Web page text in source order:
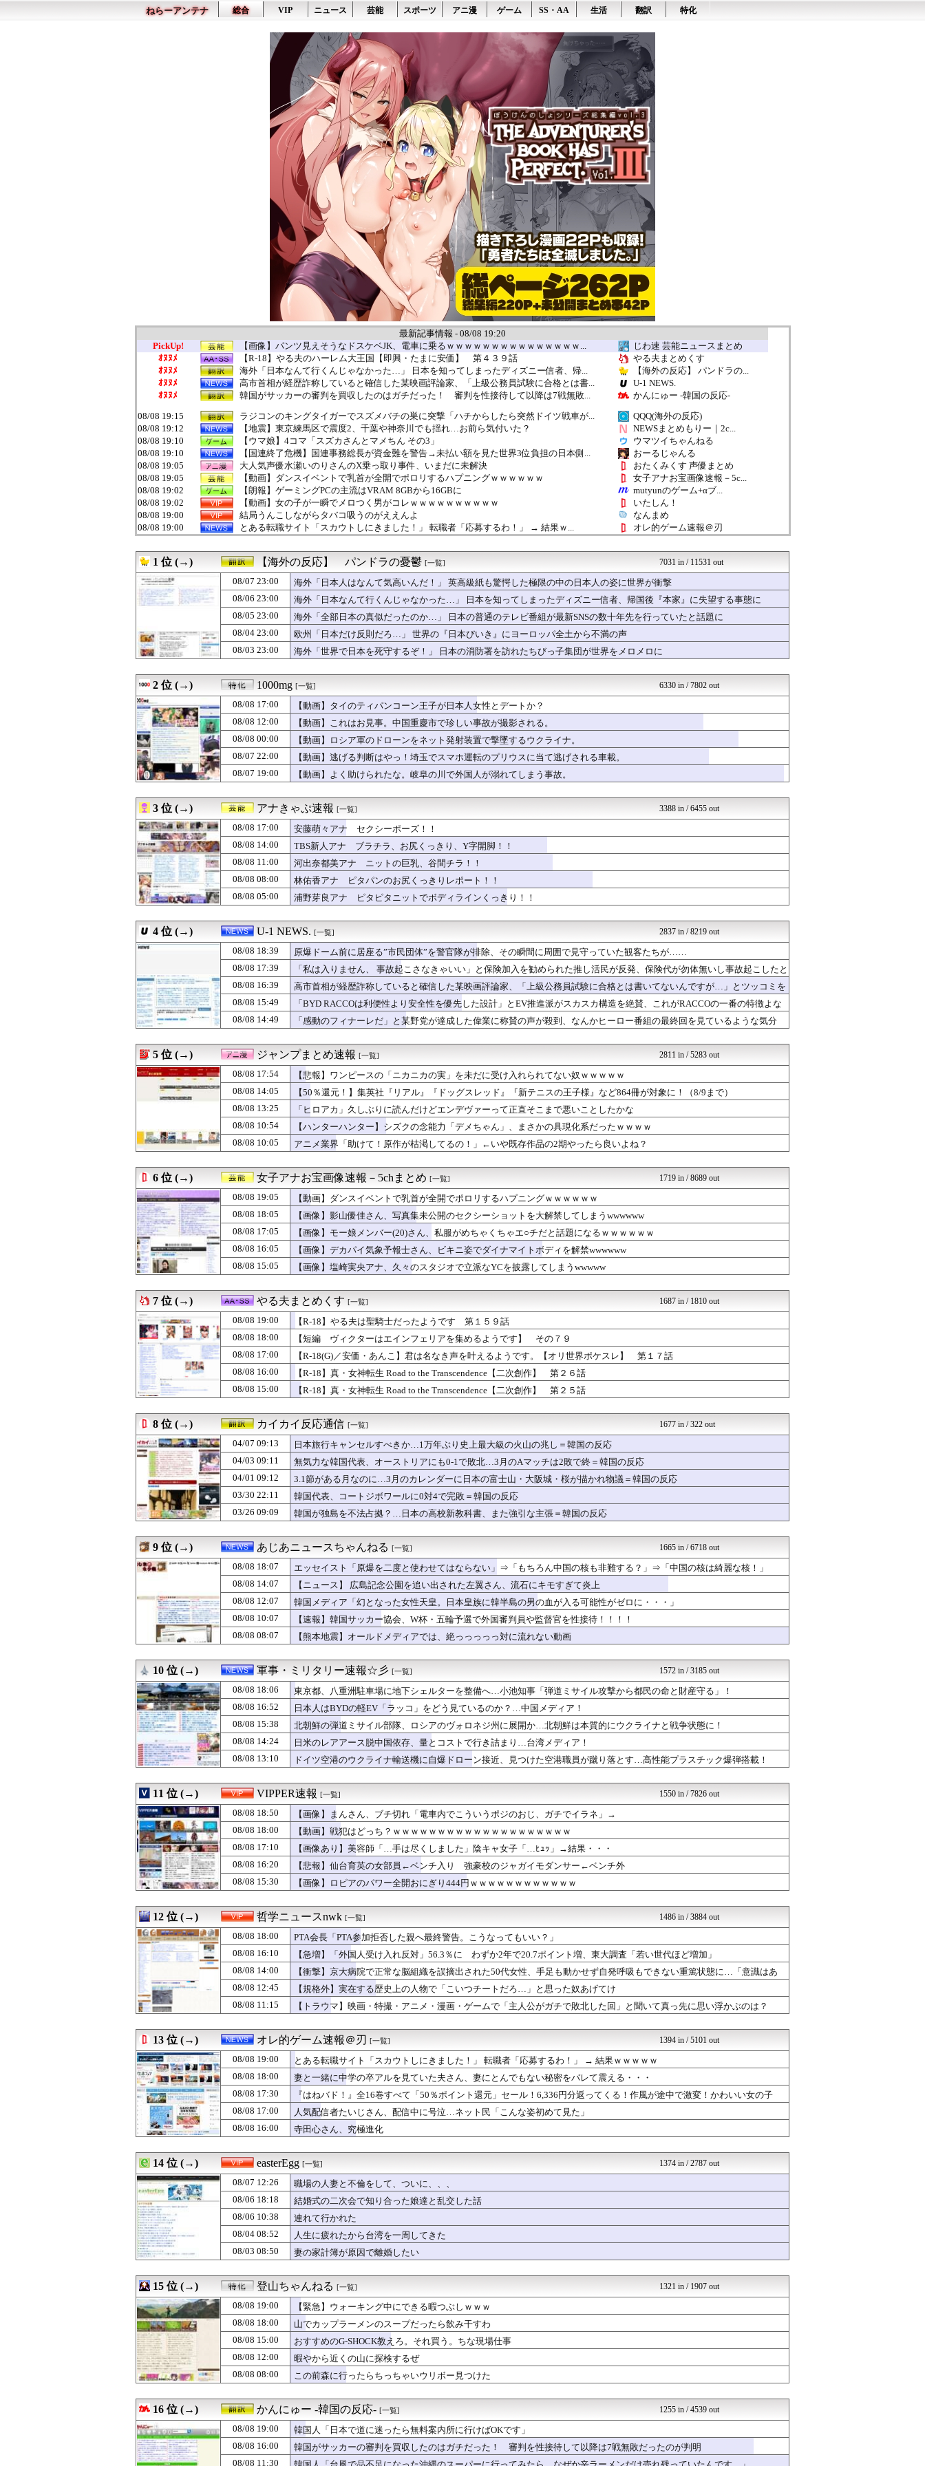
ねらーアンテナ 総合 VIP ニュース 芸能 スポーツ アニ漫 ゲーム SS・AA 生活 翻訳 特化
最新記事情報 - 08/08 19:20
PickUp!
【画像】パンツ見えそうなドスケベJK、電車に乗るｗｗｗｗｗｗｗｗｗｗｗｗｗｗｗ...
じわ速 芸能ニュースまとめ
ｵﾇﾇﾒ
【R-18】やる夫のハーレム大王国【即興・たまに安価】 第４３９話
やる夫まとめくす
ｵﾇﾇﾒ
海外「日本なんて行くんじゃなかった…」 日本を知ってしまったディズニー信者、帰...
【海外の反応】 パンドラの...
ｵﾇﾇﾒ
高市首相が経歴詐称していると確信した某映画評論家、「上級公務員試験に合格とは書...
U-1 NEWS.
ｵﾇﾇﾒ
韓国がサッカーの審判を買収したのはガチだった！ 審判を性接待して以降は7戦無敗...
かんにゅー -韓国の反応-
08/08 19:15
ラジコンのキングタイガーでスズメバチの巣に突撃「ハチからしたら突然ドイツ戦車が...
QQQ(海外の反応)
08/08 19:12
【地震】東京練馬区で震度2、千葉や神奈川でも揺れ…お前ら気付いた？
NEWSまとめもりー｜2c...
08/08 19:10
【ウマ娘】4コマ「スズカさんとマメちん その3」
ウマツイちゃんねる
08/08 19:10
【国連終了危機】国連事務総長が資金難を警告→未払い額を見た世界3位負担の日本側...
おーるじゃんる
08/08 19:05
大人気声優水瀬いのりさんのX乗っ取り事件、いまだに未解決
おたくみくす 声優まとめ
08/08 19:05
【動画】ダンスイベントで乳首が全開でポロリするハプニングｗｗｗｗｗｗ
女子アナお宝画像速報－5c...
08/08 19:02
【朗報】ゲーミングPCの主流はVRAM 8GBから16GBに
mutyunのゲーム+αブ...
08/08 19:02
【動画】女の子が一瞬でメロつく男がコレｗｗｗｗｗｗｗｗｗｗ
いたしん！
08/08 19:00
結局うんこしながらタバコ吸うのがええんよ
なんまめ
08/08 19:00
とある転職サイト「スカウトしにきました！」 転職者「応募するわ！」 → 結果ｗ...
オレ的ゲーム速報＠刃
08/08 19:00
アメリカが朝鮮戦争で勝つにはどうしたらいいのか？
歴史的速報
08/08 19:00
【緊急】ウォーキング中にできる暇つぶしｗｗｗ
登山ちゃんねる
08/08 19:00
幼稚な義弟夫婦が大嫌い。低学歴だしパラサイトだし夫婦揃って太ってるし。義母にベ...
すまいる(^-^)ぶろぐ
08/08 19:00
カレーが美味くなるスプーンはどう？
ほんわかMkⅡ
08/08 19:00
X民「ラーメン屋でニンニクを頼んで出てきたのがこれ。店員もドン引きしてたし食べ...
くまニュース
【ホロEN】ジジ、運転中の危ない割り込みにブチギレ「運転するな！！！免許を取る...
VTuberNews
露悪アニメ化ブーム、はじまるｗｗｗｗｗｗｗ
ああ言えばForYou
08/08 19:00
韓国人「日本で道に迷ったら無料案内所に行けばOKです」
かんにゅー -韓国の反応-
08/08 19:00
【悲報】「舌を入れてきたから歯と口でブロック」元ジャンポケ斉藤の不同意性交公判
ネラーボイス
08/08 19:00
【おんＪ株式投資部】儲かった時のプチ贅沢ってなにしてる？株価と血圧は高い方が良...
│米国株ETFまとめ速報
08/08 19:00
「スーファミのRPG」でおすすめ教えて
ゆるゲーマー遅報
08/08 19:00
韓国人「ホームプラス、4ヶ月で2500人が退職…店も商品も『ガラガラ』」→「労...
08/08 19:00
【ラブライブ！】【画像】絵里さんのおっ いでかい【ラブカ】
ラブライブ！まとめブログ ...
08/08 19:00
【R-18】やる夫は聖騎士だったようです 第１５９話
08/08 18:58
【画像】金川紗耶、ムッチムチすぎる太ももを大公開wwwwwwwwww
08/08 18:55
伊・ナポリで大震災(マグニチュード4.7) [8/8]
国難にあってもの申す！！
08/08 18:53
【面白】深夜のコインランドリーに全裸の男（１８） 「ストレス発散したかった」→...
【サッカー まとめ】サカラ...
08/08 18:52
【悲報】堀大輔さん、寝る間も惜しんでレスバ祭りｗｗｗｗｗｗｗｗｗｗｗｗｗｗｗｗ...
08/08 18:49
【ウマ娘】KFCコラボ ウマウマ！食レポバトル！公開
ウマ娘うまぴょい速報
08/08 18:46
【三河S】シンビリーブ川田w w w w w
競馬まとめのまとめ
08/08 18:46
韓国人「123メートルの砲撃…」村上宗隆が25号で岡本和真を上回り、日本人ルー...
08/08 18:45
【宇宙人探し】宇宙人はいる？いて座の方角から72秒間捉えた強い電波、50年間正...
育児板拾い読み
08/08 18:41
【悲報】テレ東の若手女子アナ「国民が勝手に我々取材陣にカメラを向けるな！」→何...
08/08 18:40
池田瑛紗ちゃんが｢真珠の耳飾りの少女｣の魅力を語る！！！【乃木坂46】
08/08 18:40
【外国人問題】「外国人受け入れ反対」大幅増 若い世代で多く
結婚・恋愛ニュースぷらす
08/08 18:39
原爆ドーム前に居座る”市民団体”を警官隊が排除、その瞬間に周囲で見守っていた観...
U-1 NEWS.
08/08 18:37
【画像】アメリカの最新ラブドールのラインナップがヤバいwwwwwwwww
08/08 18:35
ソープでリアル19歳の子抱いた後に年齢言ったらこうなるwww
まとめCUP
08/08 18:35
【試合結果】ヤクルト2-8巨人 高橋2回6失点 内山にタイムリー
ツバメ速報＠ヤクルトスワロ...
08/08 18:32
Switch等『みんなのGOLF WORLD』、改善に向けてアプデ計画公表
mutyunのゲーム+αブ...
【画像】あのちゃん、上半身ほぼ裸でご乱心
いたしん！
08/08 18:31
【画像あり】９歳の弟に妊娠させられた１４歳姉とか、その情報だけでシコれるよな！...
まとめABC
08/08 18:30
【予告先発】有原航平｜8月9日 楽天戦｜14:00開始
ファイターズ王国＠日ハムま...
08/08 18:30
【FEH】温泉超英雄によるセルラン判明！
ルフレch. - ファイア...
08/08 18:30
【デレマス】仮面ライダーバロンＰ第２話「蒼翼の乙女」
プロデューサーさんっ！SS...
08/08 18:30
国連事務総長「お金がありません。このままでは国連が完全崩壊します。助けて下さい...
育児板拾い読み
08/08 18:30
神社・寺に油のような液体かけ損壊 医師に執行猶予判決
芸能人ニュース速報
08/08 18:30
三大レジェンド漫画家「手塚治虫」「藤子F」
日刊やきう速報
08/08 18:29
定食屋で知らんおっさんにそれ美味そうやなって勝手に刺身一切れ食われたから警察呼...
08/08 18:29
【朗報】NIKKEのペルソナコラボ、実装キャラ発表
漫画まとめ速報
08/08 18:29
中道改革連合の埋もれた存在感 「進むも地獄、引くも地獄」3党合流で浮上できるの...
日本第一！ニュース録
【悲報】俺46歳独身。風俗店で女の子に指マンとクンニを絶賛されるｗｗｗｗｗｗｗ...
バズッター速報
お粗末ロシア軍、機密会議で大失態！（海外の反応）
08/08 18:19
【画像】ギャル「妹の豊胸お○ぱいおもろすぎ！」www
じわ速 芸能ニュースまとめ
08/08 18:18
【衝撃】ショートスリーパー「寝たほうがいいよ」の一言にブチギレｗｗｗｗｗ(※動...
NEWSぽけまとめーる
08/08 18:17
【画像】フォロワー580万！Z世代のカリスマ、水着写真集の発売決定wwwwwさ...
08/08 18:16
ありす「待ってくれてもよかったのに…」 晴「いつまで言ってんだよ」
SS Daydream
08/08 18:15
外国人「狂気の沙汰だ」FIFA会長、再選の支持見返りにモロッコへ2030年W杯...
08/08 18:15
【ジャングリア沖縄】「ロイヤルチケット」発売、アトラクション優先案内、ソフトド...
育児板拾い読み
08/08 18:15
こんな国と友好？ 〜 日本兵撃ち施設に131億円…習近平が愛国心を煽った結果、...
反日愚国 恨寓瘻
08/08 18:12
韓国人「日本の柴犬くん散歩中の暑さに耐えられなかった結果」
ハウメニージャパン！
08/08 18:12
【前編】友人から俺の嫁と子が不審な男と歩いてると聞いた俺。単身赴任先から興信所...
08/08 18:12
【衝撃】南海電鉄がピニンファリーナと初共創！なにわ筋線の新型特急が凄そう
NEWSまとめもりー｜2c...
08/08 18:10
【画像】女さん、たわわに実った巨峰を見せつけてしまうｗｗｗwｗｗｗｗｗｗｗｗ❤
08/08 18:10
【秋田県】記者会見にオンライン出席したエリート幹部職員、バスローブ姿でタバコを...
おーるじゃんる
08/08 18:09
「四国新幹線」って必要？ 国交省が本格的に調査へ
08/08 18:09
改正皇室典範で宮家へ説明完了！←「日本の姿勢にリスペクト！」（海外の反応）
08/08 18:08
【は？】極左団体さん「原爆ドーム前を明け渡せば核戦争が始まる！」→ 観衆のマジ...
政経ワロスまとめニュース♪
08/08 18:07
エッセイスト「原爆を二度と使わせてはならない」⇒「もちろん中国の核も非難する？...
あじあニュースちゃんねる
08/08 18:06
心停止時に撮影された経験からAED使用時は体を隠す配慮も必要だと話すと「そんな...
修羅場ライフ速報
08/08 18:06
東京都、八重洲駐車場に地下シェルターを整備へ…小池知事「弾道ミサイル攻撃から都...
08/08 18:05
【画像】影山優佳さん、写真集未公開のセクシーショットを大解禁してしまうwwww...
女子アナお宝画像速報－5c...
08/08 18:05
【謎】女「43億円注文して……キャンセルっと！」←こいつの目的ｗ
08/08 18:05
【悲報】サ終相次ぐスマホゲーム、倒産も急増 過去最多ペースで推移
08/08 18:04
この女性声優3人の中なら誰と付き合いたい？
08/08 18:03
犬用の布製トイレシートを勧めてくるA子に「使わない」と伝えた。すると「洗ってか...
08/08 18:03
【ええ】トランプさん、全米の児童強姦犯と人身売買業者に死刑を求刑！！
Zチャンネル＠VIP
08/08 18:02
なぜDLCは昔ほど「最初から入れとけ」と言われなくなったのか
mutyunのゲーム+αブ...
08/08 18:02
たぬかなvs瀬戸環奈
いたしん！
08/08 18:02
【スパロボY】アニバーサリーエキスパンションパック、気合入ってるな！
08/08 18:02
【朗報】日本サッカー界に新星誕生！塩貝とかが霞むレベルで凄いｗｗｗｗｗ
【サッカー まとめ】サカラ...
08/08 18:01
PCゲーム「まず20万円以上のPCを買います」←これ
汎用型自作PCまとめ
08/08 18:01
【カープ実況】斉藤優汰vs篠木健太郎【広島-DeNA/横浜スタジアム】
広島東洋カープまとめブログ...
08/08 18:01
高い楽器はいい音に違いない！！という思い込み 音まとめアーカイブ
音まとめ
08/08 18:00
【ラブライブ！】【定期】【朗報】くりぱんせつ菜、うるさすぎる【虹ヶ咲】
ラブライブ！まとめブログ ...
【中国】「アニメの世界が現実に」日本の高校生の様子に中国ネット「青春」「うらや...
妻と一緒に中学の卒アルを見ていた夫さん、妻にとんでもない秘密をバレて震える・・...
オレ的ゲーム速報＠刃
08/08 18:00
【モバマス】モバP「大人をやるのも難しい」ぷちかれ「ﾅｰ」
SSまにあっくす！
08/08 18:00
PTA会長「PTA参加拒否した親へ最終警告。こうなってもいい？」
08/08 18:00
【ポケモンチャンピオンズ】メガマフォクシーは強い？敵に回すと強いが自分では使い...
ポケチャン攻略まとめ速報｜...
08/08 18:00
高山一実さん、バツイチになり『セ』になる
乃木通 乃木坂46櫻坂46...
08/08 18:00
【会社】川上産業株式会社が10月よりプチプチ株式会社に社名変更
常識的に考えた
08/08 18:00
【Kindle漫画50％ポイント還元とか！】リアル、ROOKIES、ホイッスル...
ほんわかMkⅡ
08/08 18:00
Ｐ「やきもち」
えすえすゲー速報
08/08 18:00
【ウルトラマンアーク】敵の精神攻撃がきつすぎる…
08/08 18:00
明日童貞卒業するけど質問ある？
なんまめ
08/08 18:00
【動画】戦犯はどっち？ｗｗｗｗｗｗｗｗｗｗｗｗｗｗｗｗｗｗｗｗ
VIPPER速報
08/08 18:00
サブウェイで並んでいた夫婦の旦那が全部奥さんの通訳がないとダメな人でビックリし...
08/08 18:00
今だからこそ『スト2』くらいシンプルな格ゲーを作って格ゲー人口を増やした方がい...
ゆるゲーマー遅報
08/08 18:00
中国の「レアアース武器化」が裏目に、世界で重レアアース供給網の構築が加速
かたすみ速報
08/08 18:00
#韓国質問サイト 『えっ？韓国軍にも慰安婦いたの？！』、『あれは売春婦だ！一緒...
日本と韓国は敵か？味方か？...
08/08 18:00
【動画】 姫路のイベントで胸チラ
芸能人の気になる噂
08/08 18:00
【科学】AIがウイルスを設計、16種類で増殖を確認
08/08 18:00
【実況・雑談用】8/8公式戦 横浜DeNAベイスターズvs広島東洋カープ
08/08 18:00
【悲報】隣家の室外機、限界突破
ネラーボイス
08/08 18:00
【にじさんじ】遊戯王WCS2026マスターデュエル部門、エキスパート実況＆にじ...
08/08 18:00
海外「じゃあ、そろそろ解放してあげるね」切りたいのは自分なのに主語をひっくり返...
08/08 18:00
【ミリシタ】『カラオケの鉄人』コラボグッズEC販売開始📢
08/08 18:00
韓国人「サムスン電子61万ウォン、SKハイニックス400万ウォンまで行くのか…...
韓国ニュース反応まとめ
08/08 18:00
【朗報】韓国人「日本の新聞、まだこんなロマンが残ってたのか」
ニチカン！
08/08 18:00
【短編 ヴィクターはエインフェリアを集めるようです】 その７９
やる夫まとめくす
08/08 18:00
蒋介石、共産党に武器を届け続けて「運輸大隊長」と呼ばれる
08/08 17:59
【朗報】小池都知事、高市首相と会談し「墓地埋葬法」の改正を要請 国と都が連携し...
もえるあじあ(･∀･)
08/08 17:58
おひさま『イチャイチャ虫はビリヤニ食い行こうの100億倍いい』
乃木坂46まとめ 乃木りん...
08/08 17:57
軽い手術とは言え夜には熱が上がるので、医者からも「遠出は無理です」と言われてる...
婚外ちゃんねる
08/08 17:57
青春時代を思い出すコスメ
08/08 17:56
【悲報】佐藤二朗さん主演の「踊る」スピンオフ作品、結局撮影中止が決定wwwww...
ラビット速報
08/08 17:55
韓国船、竹島周辺で調査か 日本EEZでワイヤのようなもの海中に投入 外務省が抗...
国難にあってもの申す！！
08/08 17:53
【スタメン】大山復帰！熊谷8番ショート、近本1番、中野2番！クリーンアップは森...
とらほー速報
08/08 17:53
【海外の反応】ディアスがサヨナラ本塁打を打たれドジャースの連敗が7に伸びる【M...
ボールパーク速報 海外の反...
08/08 17:51
【敗戦】日本ハムvs楽天 18回戦｜試合後ハムファン反省会｜8/8
ファイターズ王国＠日ハムま...
08/08 17:50
友人に1泊の旅行に誘われたんだけど、意見が割れて中止になった。倹約家と旅行計画...
かぞくちゃんねる
08/08 17:47
横顔が綺麗な有名人
婚外ちゃんねる
08/08 17:47
実家から果物を沢山もらい義実家におすそ分けした→義母「あちらさん（私の実家）に...
婚外ちゃんねる
08/08 17:45
エアコン消すタイミング無くね？
08/08 17:44
184cm57kgで全く太れないから医者行った結果ｗｗｗｗｗ
08/08 17:44
【J2第1節 札幌×徳島】札幌がホームでの開幕戦を制し5年ぶり白星発進！新加入...
ドメサカブログ
08/08 17:43
【海外の反応】“新タナスコ”のディアスが地雷すぎる件「大谷と山本だけしかまとも...
マニア・オブ・フットボール...
08/08 17:40
次回の東パソゲストは5期生からこの2人が登場！！！【乃木坂46】
坂道情報通～乃木坂46まと...
08/08 17:39
「私は入りません、 事故起こさなきゃいい」と保険加入を勧められた推し活民が反発...
U-1 NEWS.
08/08 17:39
明治・大正・昭和のイケメン
08/08 17:39
万引きや盗みまでしてお菓子を食べていた弟。小学六年になって盗癖がおさまったと思...
08/08 17:36
【ラブライブ！】PLUMせつ菜と京都駅行ってきた【虹ヶ咲】
スクドルウェーブ！@ラブラ...
08/08 17:35
【衝撃】元乃木坂46・齋藤飛鳥さんの下着16万円 (※画像あり)
不思議.net - 5ch...
08/08 17:33
【おすすめ漫画】四月は君の嘘で号泣・・・・
08/08 17:32
【画像】テレビで乳がん検査ｗｗｗｗｗ
08/08 17:31
美容師「お仕事何なされてるんですかー？？」 ニートワイ「あー、今日はなんの職業...
まとめABC
08/08 17:30
『リゼロ』面白すぎるんだが異端か？ ああ言えばForYou
1 位 (→) 【海外の反応】 パンドラの憂鬱 [一覧] 7031 in / 11531 out
08/07 23:00
海外「日本人はなんて気高いんだ！」 英高級紙も驚愕した極限の中の日本人の姿に世界が衝撃
08/06 23:00
海外「日本なんて行くんじゃなかった…」 日本を知ってしまったディズニー信者、帰国後『本家』に失望する事態に
08/05 23:00
海外「全部日本の真似だったのか…」 日本の普通のテレビ番組が最新SNSの数十年先を行っていたと話題に
08/04 23:00
欧州「日本だけ反則だろ…」 世界の『日本びいき』にヨーロッパ全土から不満の声
08/03 23:00
海外「世界で日本を死守するぞ！」 日本の消防署を訪れたちびっ子集団が世界をメロメロに
2 位 (→) 1000mg [一覧] 6330 in / 7802 out
08/08 17:00
【動画】タイのティパンコーン王子が日本人女性とデートか？
08/08 12:00
【動画】これはお見事。中国重慶市で珍しい事故が撮影される。
08/08 00:00
【動画】ロシア軍のドローンをネット発射装置で撃墜するウクライナ。
08/07 22:00
【動画】逃げる判断はやっ！埼玉でスマホ運転のプリウスに当て逃げされる車載。
08/07 19:00
【動画】よく助けられたな。岐阜の川で外国人が溺れてしまう事故。
3 位 (→) アナきゃぷ速報 [一覧] 3388 in / 6455 out
08/08 17:00
安藤萌々アナ セクシーポーズ！！
08/08 14:00
TBS新人アナ ブラチラ、お尻くっきり、Y字開脚！！
08/08 11:00
河出奈都美アナ ニットの巨乳、谷間チラ！！
08/08 08:00
林佑香アナ ピタパンのお尻くっきりレポート！！
08/08 05:00
浦野芽良アナ ピタピタニットでボディラインくっきり！！
4 位 (→) U-1 NEWS. [一覧] 2837 in / 8219 out
08/08 18:39
原爆ドーム前に居座る”市民団体”を警官隊が排除、その瞬間に周囲で見守っていた観客たちが……
08/08 17:39
「私は入りません、 事故起こさなきゃいい」と保険加入を勧められた推し活民が反発、保険代が勿体無いし事故起こしたと
して……
08/08 16:39
高市首相が経歴詐称していると確信した某映画評論家、「上級公務員試験に合格とは書いてないんですが…」とツッコミを
受けまくり……
08/08 15:49
「BYD RACCOは利便性より安全性を優先した設計」とEV推進派がスカスカ構造を絶賛、これがRACCOの一番の特徴よな
08/08 14:49
「感動のフィナーレだ」と某野党が達成した偉業に称賛の声が殺到、なんかヒーロー番組の最終回を見ているような気分
5 位 (→) ジャンプまとめ速報 [一覧] 2811 in / 5283 out
08/08 17:54
【悲報】ワンピースの「ニカニカの実」を未だに受け入れられてない奴ｗｗｗｗｗ
08/08 14:05
【50％還元！】集英社『リアル』『ドッグスレッド』『新テニスの王子様』など864冊が対象に！（8/9まで）
08/08 13:25
「ヒロアカ」久しぶりに読んだけどエンデヴァーって正直そこまで悪いことしたかな
08/08 10:54
【ハンターハンター】シズクの念能力「デメちゃん」、まさかの具現化系だったｗｗｗｗ
08/08 10:05
アニメ業界「助けて！原作が枯渇してるの！」←いや既存作品の2期やったら良いよね？
6 位 (→) 女子アナお宝画像速報－5chまとめ [一覧] 1719 in / 8689 out
08/08 19:05
【動画】ダンスイベントで乳首が全開でポロリするハプニングｗｗｗｗｗｗ
08/08 18:05
【画像】影山優佳さん、写真集未公開のセクシーショットを大解禁してしまうwwwwww
08/08 17:05
【画像】モー娘メンバー(20)さん、私服がめちゃくちゃエ○チだと話題になるｗｗｗｗｗｗ
08/08 16:05
【画像】デカパイ気象予報士さん、ビキニ姿でダイナマイトボディを解禁wwwwww
08/08 15:05
【画像】塩崎実央アナ、久々のスタジオで立派なYCを披露してしまうwwwww
7 位 (→) やる夫まとめくす [一覧] 1687 in / 1810 out
08/08 19:00
【R-18】やる夫は聖騎士だったようです 第１５９話
08/08 18:00
【短編 ヴィクターはエインフェリアを集めるようです】 その７９
08/08 17:00
【R-18(G)／安価・あんこ】君は名なき声を叶えるようです。【オリ世界ポケスレ】 第１７話
08/08 16:00
【R-18】真・女神転生 Road to the Transcendence【二次創作】 第２６話
08/08 15:00
【R-18】真・女神転生 Road to the Transcendence【二次創作】 第２５話
8 位 (→) カイカイ反応通信 [一覧] 1677 in / 322 out
04/07 09:13
日本旅行キャンセルすべきか…1万年ぶり史上最大級の火山の兆し＝韓国の反応
04/03 09:11
無気力な韓国代表、オーストリアにも0-1で敗北…3月のAマッチは2敗で終＝韓国の反応
04/01 09:12
3.1節がある月なのに…3月のカレンダーに日本の富士山・大阪城・桜が描かれ物議＝韓国の反応
03/30 22:11
韓国代表、コートジボワールに0対4で完敗＝韓国の反応
03/26 09:09
韓国が独島を不法占拠？…日本の高校新教科書、また強引な主張＝韓国の反応
9 位 (→) あじあニュースちゃんねる [一覧] 1665 in / 6718 out
08/08 18:07
エッセイスト「原爆を二度と使わせてはならない」⇒「もちろん中国の核も非難する？」⇒「中国の核は綺麗な核！」
08/08 14:07
【ニュース】 広島記念公園を追い出された左翼さん、流石にキモすぎて炎上
08/08 12:07
韓国メディア「幻となった女性天皇。日本皇族に韓半島の男の血が入る可能性がゼロに・・・」
08/08 10:07
【速報】韓国サッカー協会、W杯・五輪予選で外国審判員や監督官を性接待！！！！
08/08 08:07
【熊本地震】オールドメディアでは、絶っっっっっ対に流れない動画
10 位 (→) 軍事・ミリタリー速報☆彡 [一覧] 1572 in / 3185 out
08/08 18:06
東京都、八重洲駐車場に地下シェルターを整備へ…小池知事「弾道ミサイル攻撃から都民の命と財産守る」！
08/08 16:52
日本人はBYDの軽EV「ラッコ」をどう見ているのか？…中国メディア！
08/08 15:38
北朝鮮の弾道ミサイル部隊、ロシアのヴォロネジ州に展開か…北朝鮮は本質的にウクライナと戦争状態に！
08/08 14:24
日米のレアアース脱中国依存、量とコストで行き詰まり…台湾メディア！
08/08 13:10
ドイツ空港のウクライナ輸送機に自爆ドローン接近、見つけた空港職員が蹴り落とす…高性能プラスチック爆弾搭載！
11 位 (→) VIPPER速報 [一覧] 1550 in / 7826 out
08/08 18:50
【画像】まんさん、ブチ切れ「電車内でこういうポジのおじ、ガチでイラネ」→
08/08 18:00
【動画】戦犯はどっち？ｗｗｗｗｗｗｗｗｗｗｗｗｗｗｗｗｗｗｗｗ
08/08 17:10
【画像あり】美容師「…手は尽くしました」陰キャ女子「…ﾋｭｯ」→結果・・・
08/08 16:20
【悲報】仙台育英の女部員←ベンチ入り 強豪校のジャガイモダンサー←ベンチ外
08/08 15:30
【画像】ロピアのパワー全開おにぎり444円ｗｗｗｗｗｗｗｗｗｗｗｗ
12 位 (→) 哲学ニュースnwk [一覧] 1486 in / 3884 out
08/08 18:00
PTA会長「PTA参加拒否した親へ最終警告。こうなってもいい？」
08/08 16:10
【急増】「外国人受け入れ反対」56.3％に わずか2年で20.7ポイント増、東大調査「若い世代ほど増加」
08/08 14:00
【衝撃】京大病院で正常な脳組織を誤摘出された50代女性、手足も動かせず自発呼吸もできない重篤状態に…「意識はあ
る」
08/08 12:45
【規格外】実在する歴史上の人物で「こいつチートだろ…」と思った奴あげてけ
08/08 11:15
【トラウマ】映画・特撮・アニメ・漫画・ゲームで「主人公がガチで敗北した回」と聞いて真っ先に思い浮かぶのは？
13 位 (→) オレ的ゲーム速報＠刃 [一覧] 1394 in / 5101 out
08/08 19:00
とある転職サイト「スカウトしにきました！」 転職者「応募するわ！」 → 結果ｗｗｗｗｗ
08/08 18:00
妻と一緒に中学の卒アルを見ていた夫さん、妻にとんでもない秘密をバレて震える・・・
08/08 17:30
『はねバド！』全16巻すべて「50％ポイント還元」セール！6,336円分返ってくる！作風が途中で激変！かわいい女の子
が"怪物"へと変貌していくバドミントン漫画の怪作！
08/08 17:00
人気配信者たいじさん、配信中に号泣…ネット民「こんな姿初めて見た」
08/08 16:00
寺田心さん、究極進化
14 位 (→) easterEgg [一覧] 1374 in / 2787 out
08/07 12:26
職場の人妻と不倫をして、ついに、、、
08/06 18:18
結婚式の二次会で知り合った娘達と乱交した話
08/06 10:38
連れて行かれた
08/04 08:52
人生に疲れたから台湾を一周してきた
08/03 08:50
妻の家計簿が原因で離婚したい
15 位 (→) 登山ちゃんねる [一覧] 1321 in / 1907 out
08/08 19:00
【緊急】ウォーキング中にできる暇つぶしｗｗｗ
08/08 18:00
山でカップラーメンのスープだったら飲み干すわ
08/08 15:00
おすすめのG-SHOCK教えろ。それ買う。ちな現場仕事
08/08 12:00
暇やから近くの山に探検するぜ
08/08 08:00
この前森に行ったらちっちゃいウリボー見つけた
16 位 (→) かんにゅー -韓国の反応- [一覧] 1255 in / 4539 out
08/08 19:00
韓国人「日本で道に迷ったら無料案内所に行けばOKです」
08/08 16:00
韓国がサッカーの審判を買収したのはガチだった！ 審判を性接待して以降は7戦無敗だったのが判明
08/08 11:30